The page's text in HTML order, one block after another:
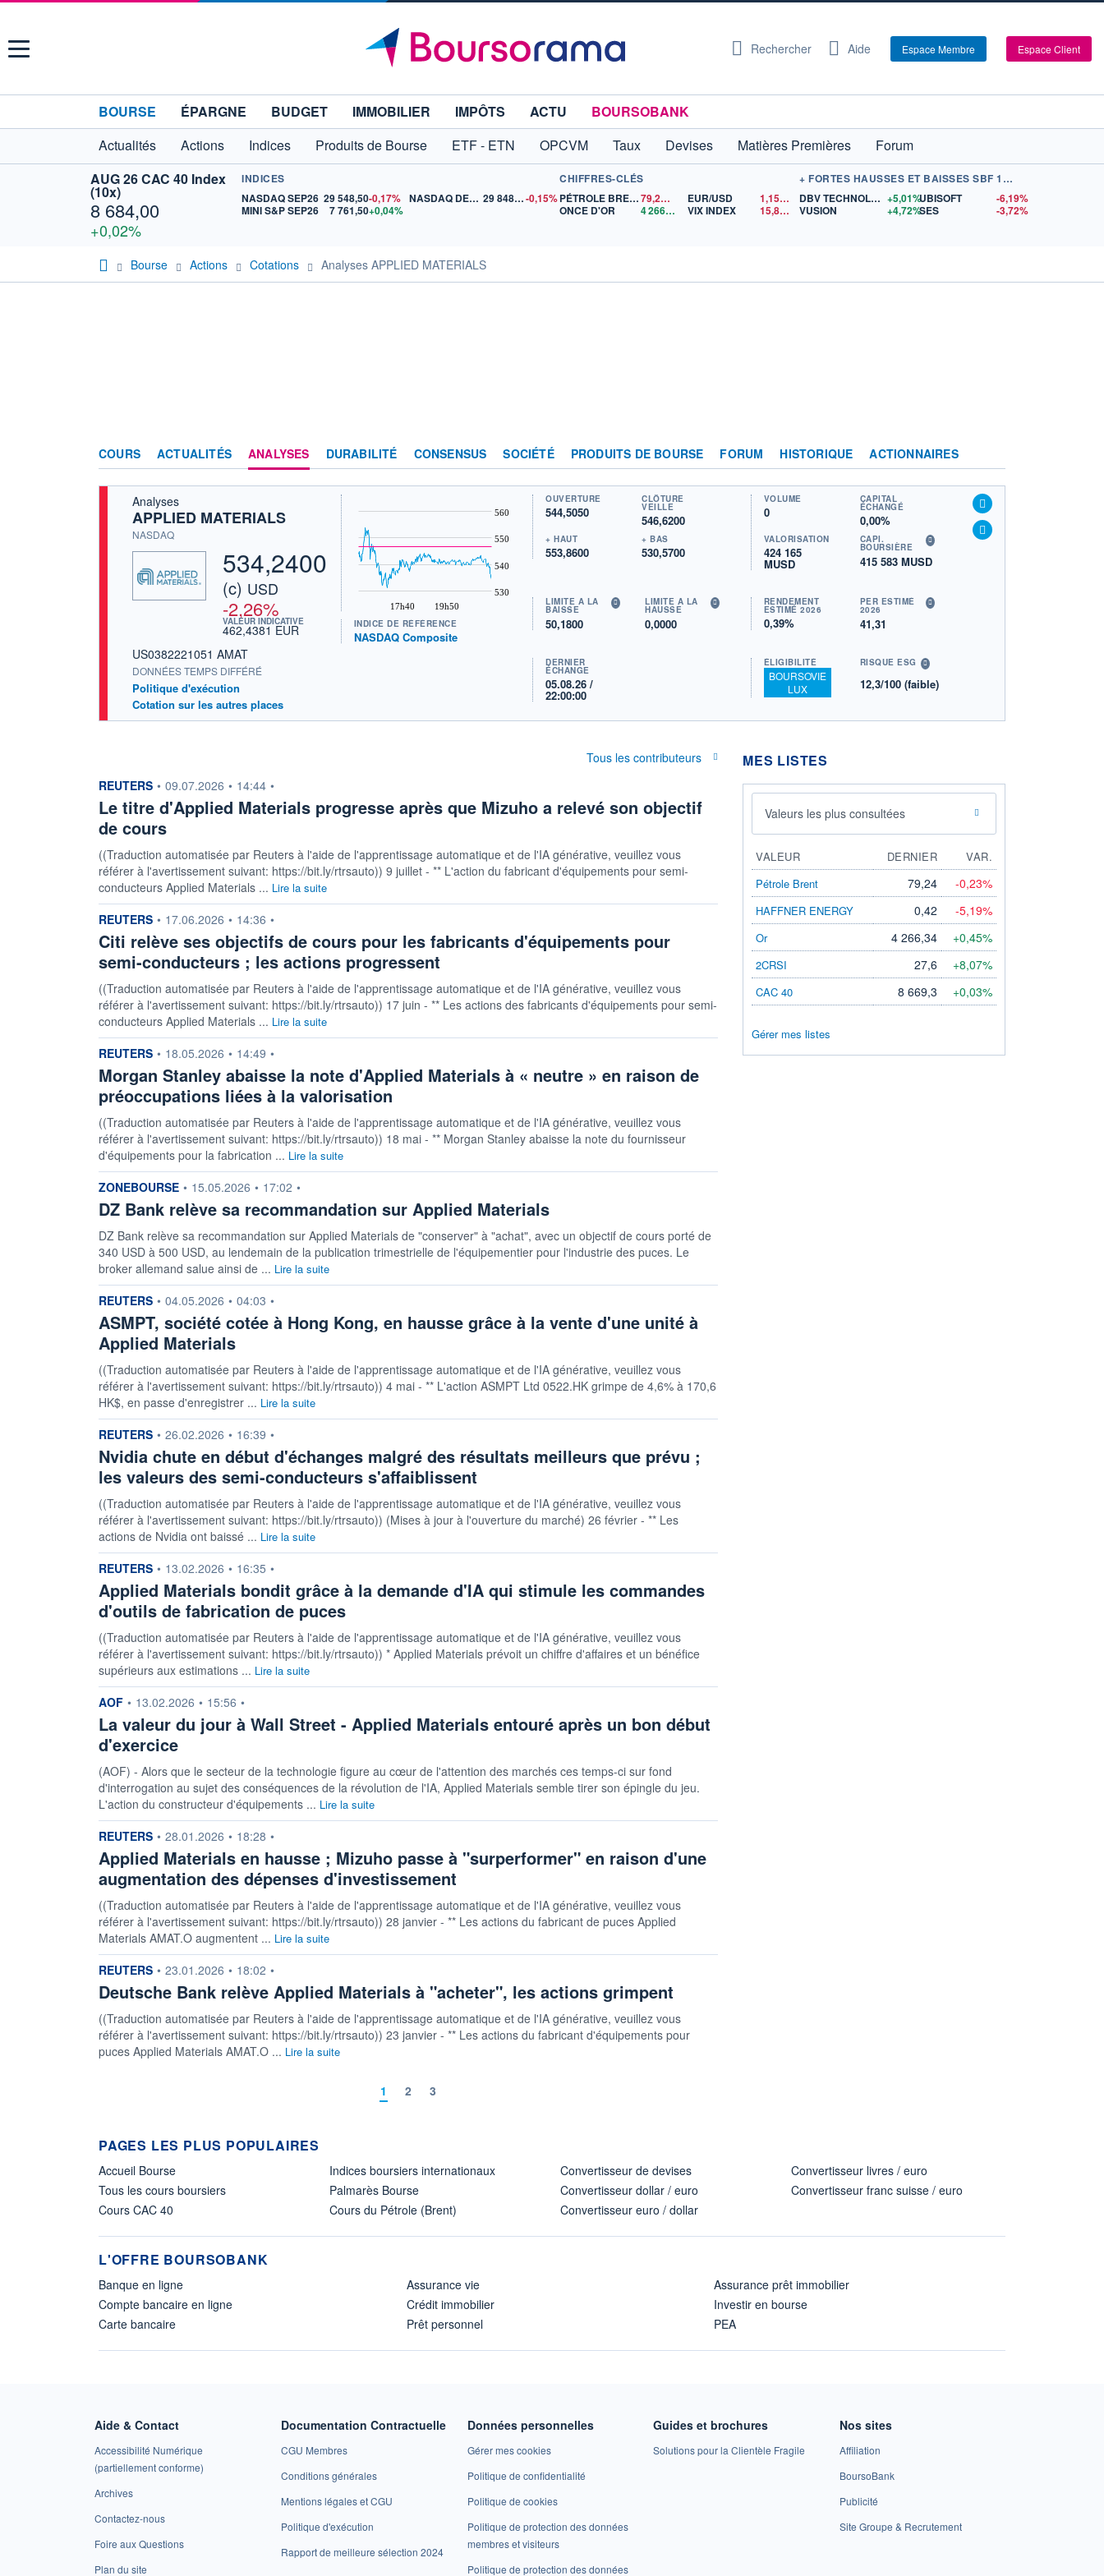
Menu Rechercher Aide Espace Membre Espace Client
BOURSE ÉPARGNE BUDGET IMMOBILIER IMPÔTS ACTU
BOURSOBANK
Actualités
Actions Indices Produits de Bourse ETF - ETN OPCVM Taux Devises Matières Premières
Forum
AUG 26 CAC 40 Index
(10x)
8 684,00
+0,02%
INDICES
NASDAQ SEP26 29 548,50-0,17%
MINI S&P SEP26
7 761,50+0,04%
NASDAQ DEC26 29 848,50-0,15%
CHIFFRES-CLÉS
PÉTROLE BRENT
79,24$US
ONCE D'OR
4 266,34 $US
EUR/USD 1,1550
$US
VIX INDEX
15,81$US
+ FORTES HAUSSES ET BAISSES SBF 120
DBV TECHNOLOGIES +5,01%
VUSION
+4,72%
UBISOFT
-6,19%
SES
-3,72%
Bourse Actions Cotations Analyses APPLIED MATERIALS
COURS ACTUALITÉS ANALYSES DURABILITÉ CONSENSUS SOCIÉTÉ PRODUITS DE BOURSE FORUM HISTORIQUE ACTIONNAIRES
Analyses
APPLIED MATERIALS
NASDAQ
534,2400
(c) USD
-2,26%
VALEUR INDICATIVE
462,4381 EUR
US0382221051 AMAT
DONNÉES TEMPS DIFFÉRÉ
Politique d'exécution
Cotation sur les autres places
17h40 19h50
530
540
550
560
INDICE DE RÉFÉRENCE
NASDAQ Composite
OUVERTURE
544,5050
CLÔTURE
VEILLE
546,6200
+ HAUT
553,8600
+ BAS
530,5700
VOLUME
0
CAPITAL
ÉCHANGÉ
0,00%
VALORISATION
424 165
MUSD
CAPI.
BOURSIÈRE
415 583 MUSD
LIMITE À LA
BAISSE
50,1800
LIMITE À LA
HAUSSE
0,0000
RENDEMENT
ESTIMÉ 2026
0,39%
PER ESTIMÉ
2026
41,31
DERNIER
ÉCHANGE
05.08.26 /
22:00:00
ÉLIGIBILITÉ
BOURSOVIE
LUX
RISQUE ESG
12,3/100 (faible)
Tous les contributeurs
information fournie par
REUTERS • 09.07.2026 • 14:44 •
Le titre d'Applied Materials progresse après que Mizuho a relevé son objectif
de cours
((Traduction automatisée par Reuters à l'aide de l'apprentissage automatique et de l'IA générative, veuillez vous
référer à l'avertissement suivant: https://bit.ly/rtrsauto)) 9 juillet - ** L'action du fabricant d'équipements pour semi-
conducteurs Applied Materials ... Lire la suite
information fournie par
REUTERS • 17.06.2026 • 14:36 •
Citi relève ses objectifs de cours pour les fabricants d'équipements pour
semi-conducteurs ; les actions progressent
((Traduction automatisée par Reuters à l'aide de l'apprentissage automatique et de l'IA générative, veuillez vous
référer à l'avertissement suivant: https://bit.ly/rtrsauto)) 17 juin - ** Les actions des fabricants d'équipements pour semi-
conducteurs Applied Materials ... Lire la suite
information fournie par
REUTERS • 18.05.2026 • 14:49 •
Morgan Stanley abaisse la note d'Applied Materials à « neutre » en raison de
préoccupations liées à la valorisation
((Traduction automatisée par Reuters à l'aide de l'apprentissage automatique et de l'IA générative, veuillez vous
référer à l'avertissement suivant: https://bit.ly/rtrsauto)) 18 mai - ** Morgan Stanley abaisse la note du fournisseur
d'équipements pour la fabrication ... Lire la suite
information fournie par
ZONEBOURSE • 15.05.2026 • 17:02 •
DZ Bank relève sa recommandation sur Applied Materials
DZ Bank relève sa recommandation sur Applied Materials de "conserver" à "achat", avec un objectif de cours porté de
340 USD à 500 USD, au lendemain de la publication trimestrielle de l'équipementier pour l'industrie des puces. Le
broker allemand salue ainsi de ... Lire la suite
information fournie par
REUTERS • 04.05.2026 • 04:03 •
ASMPT, société cotée à Hong Kong, en hausse grâce à la vente d'une unité à
Applied Materials
((Traduction automatisée par Reuters à l'aide de l'apprentissage automatique et de l'IA générative, veuillez vous
référer à l'avertissement suivant: https://bit.ly/rtrsauto)) 4 mai - ** L'action ASMPT Ltd 0522.HK grimpe de 4,6% à 170,6
HK$, en passe d'enregistrer ... Lire la suite
information fournie par
REUTERS • 26.02.2026 • 16:39 •
Nvidia chute en début d'échanges malgré des résultats meilleurs que prévu ;
les valeurs des semi-conducteurs s'affaiblissent
((Traduction automatisée par Reuters à l'aide de l'apprentissage automatique et de l'IA générative, veuillez vous
référer à l'avertissement suivant: https://bit.ly/rtrsauto)) (Mises à jour à l'ouverture du marché) 26 février - ** Les
actions de Nvidia ont baissé ... Lire la suite
information fournie par
REUTERS • 13.02.2026 • 16:35 •
Applied Materials bondit grâce à la demande d'IA qui stimule les commandes
d'outils de fabrication de puces
((Traduction automatisée par Reuters à l'aide de l'apprentissage automatique et de l'IA générative, veuillez vous
référer à l'avertissement suivant: https://bit.ly/rtrsauto)) * Applied Materials prévoit un chiffre d'affaires et un bénéfice
supérieurs aux estimations ... Lire la suite
information fournie par
AOF • 13.02.2026 • 15:56 •
La valeur du jour à Wall Street - Applied Materials entouré après un bon début
d'exercice
(AOF) - Alors que le secteur de la technologie figure au cœur de l'attention des marchés ces temps-ci sur fond
d'interrogation au sujet des conséquences de la révolution de l'IA, Applied Materials semble tirer son épingle du jeu.
L'action du constructeur d'équipements ... Lire la suite
information fournie par
REUTERS • 28.01.2026 • 18:28 •
Applied Materials en hausse ; Mizuho passe à "surperformer" en raison d'une
augmentation des dépenses d'investissement
((Traduction automatisée par Reuters à l'aide de l'apprentissage automatique et de l'IA générative, veuillez vous
référer à l'avertissement suivant: https://bit.ly/rtrsauto)) 28 janvier - ** Les actions du fabricant de puces Applied
Materials AMAT.O augmentent ... Lire la suite
information fournie par
REUTERS • 23.01.2026 • 18:02 •
Deutsche Bank relève Applied Materials à "acheter", les actions grimpent
((Traduction automatisée par Reuters à l'aide de l'apprentissage automatique et de l'IA générative, veuillez vous
référer à l'avertissement suivant: https://bit.ly/rtrsauto)) 23 janvier - ** Les actions du fabricant d'équipements pour
puces Applied Materials AMAT.O ... Lire la suite
1 2 3
MES LISTES
Valeurs les plus consultées
VALEUR DERNIER
VAR.
Pétrole Brent
79,24 -0,23%
HAFFNER ENERGY 0,42 -5,19%
Or 4 266,34 +0,45%
2CRSI 27,6 +8,07%
CAC 40 8 669,3 +0,03%
Gérer mes listes
PAGES LES PLUS POPULAIRES
Accueil Bourse
Tous les cours boursiers
Cours CAC 40
Indices boursiers internationaux
Palmarès Bourse
Cours du Pétrole (Brent)
Convertisseur de devises
Convertisseur dollar / euro
Convertisseur euro / dollar
Convertisseur livres / euro
Convertisseur franc suisse / euro
L'OFFRE BOURSOBANK
Banque en ligne
Compte bancaire en ligne
Carte bancaire
Assurance vie
Crédit immobilier
Prêt personnel
Assurance prêt immobilier
Investir en bourse
PEA
Aide & Contact
Accessibilité Numérique
(partiellement conforme)
Archives
Contactez-nous
Foire aux Questions
Plan du site
Documentation Contractuelle
CGU Membres
Conditions générales
Mentions légales et CGU
Politique d'exécution
Rapport de meilleure sélection 2024
Données personnelles
Gérer mes cookies
Politique de confidentialité
Politique de cookies
Politique de protection des données
membres et visiteurs
Politique de protection des données
Guides et brochures
Solutions pour la Clientèle Fragile
Nos sites
Affiliation
BoursoBank
Publicité
Site Groupe & Recrutement